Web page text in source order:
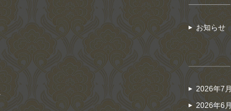
お知らせ
2026年7月
2026年6月